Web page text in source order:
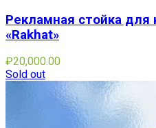
Рекламная стойка для
«Rakhat»
₽20,000.00
Sold out